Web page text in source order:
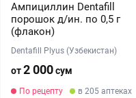
Ампициллин Dentafill
порошок д/ин. по 0,5 г
(флакон)
Dentafill Plyus (Узбекистан)
от2 000сум
По рецепту в 205 аптеках